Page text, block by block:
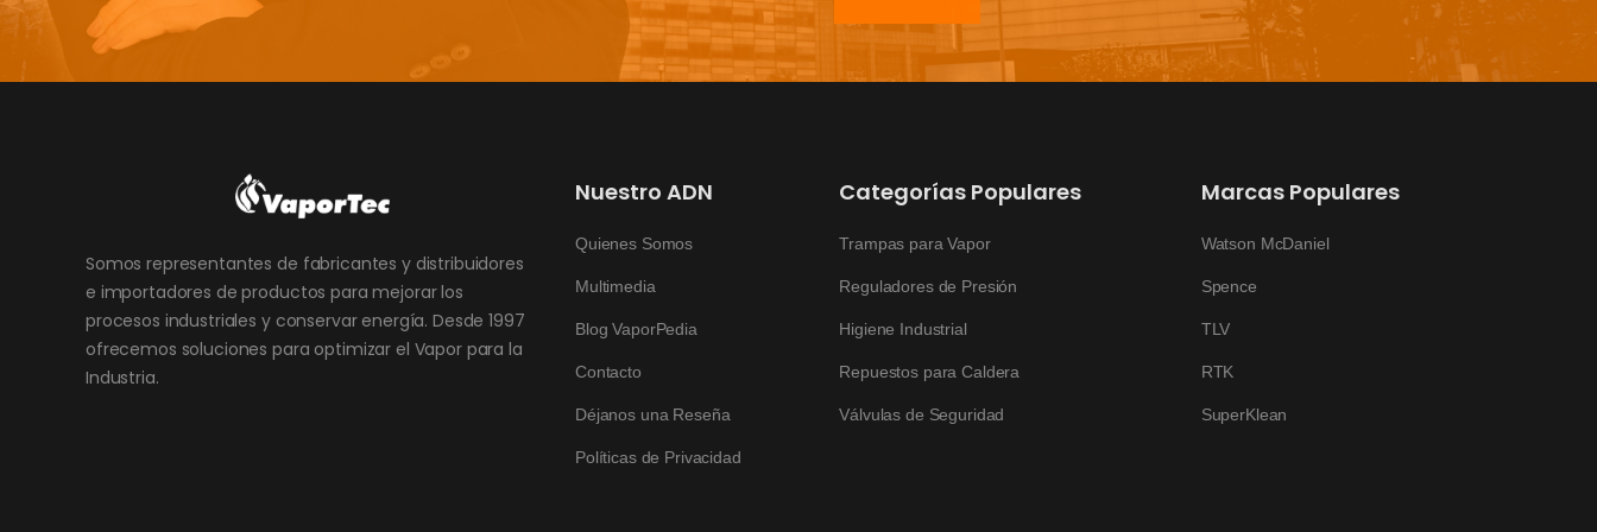
Somos representantes de fabricantes y distribuidores
e importadores de productos para mejorar los
procesos industriales y conservar energía. Desde 1997
ofrecemos soluciones para optimizar el Vapor para la
Industria.
Nuestro ADN
Quienes Somos
Multimedia
Blog VaporPedia
Contacto
Déjanos una Reseña
Políticas de Privacidad
Categorías Populares
Trampas para Vapor
Reguladores de Presión
Higiene Industrial
Repuestos para Caldera
Válvulas de Seguridad
Marcas Populares
Watson McDaniel
Spence
TLV
RTK
SuperKlean